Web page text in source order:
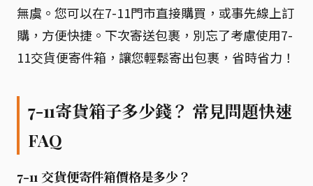
無虞。您可以在7-11門市直接購買，或事先線上訂
購，方便快捷。下次寄送包裹，別忘了考慮使用7-
11交貨便寄件箱，讓您輕鬆寄出包裹，省時省力！
7-11寄貨箱子多少錢？ 常見問題快速
FAQ
7-11 交貨便寄件箱價格是多少？